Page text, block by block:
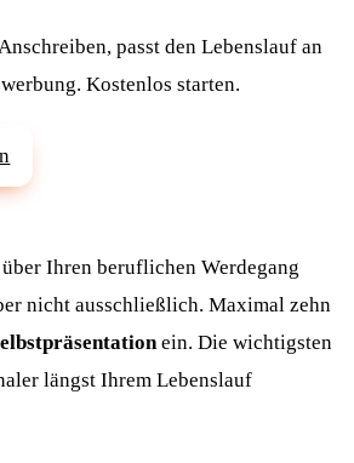
passt den Lebenslauf an
Kostenlos starten.
Ihren beruflichen Werdegang
nicht ausschließlich. Maximal zehn
ein. Die wichtigsten
längst Ihrem Lebenslauf